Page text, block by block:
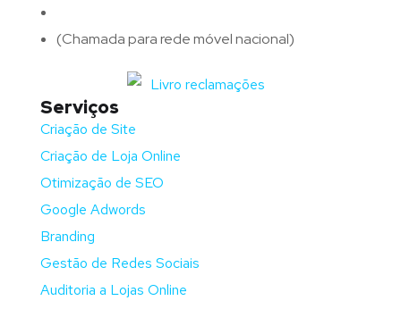
(Chamada para rede móvel nacional)
Serviços
Criação de Site
Criação de Loja Online
Otimização de SEO
Google Adwords
Branding
Gestão de Redes Sociais
Auditoria a Lojas Online